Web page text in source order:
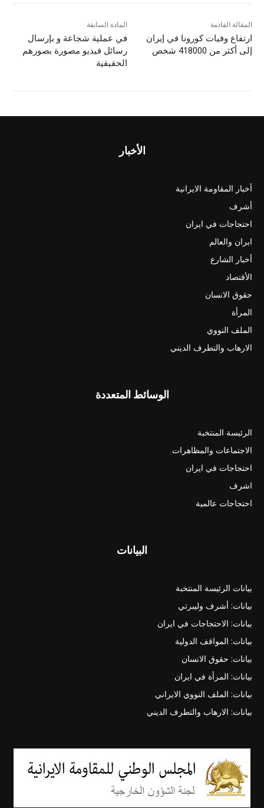
المادة السابقة
في عملية شجاعة و بإرسال
رسائل فيديو مصورة بصورهم
الحقيقية
المقالة القادمة
ارتفاع وفیات کورونا في إيران
إلى أكثر من 418000 شخص
الأخبار
أخبار المقاومة الايرانية
أشرف
احتجاجات في ايران
ايران والعالم
أخبار الشارع
الأقتصاد
حقوق الانسان
المرأة
الملف النووي
الارهاب والتطرف الديني
الوسائط المتعددة
الرئيسة المنتخبة
الاجتماعات والمظاهرات
احتجاجات في ايران
اشرف
احتجاجات عالمية
البيانات
بيانات الرئيسة المنتخبة
بيانات: أشرف وليبرتي
بيانات: الاحتجاجات في ايران
بيانات: المواقف الدولية
بيانات: حقوق الانسان
بيانات: المرأة في ايران
بيانات: الملف النووي الايراني
بيانات: الارهاب والتطرف الديني